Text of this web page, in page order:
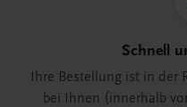
Schnell
Ihre Bestellung ist in der
bei Ihnen (innerhalb